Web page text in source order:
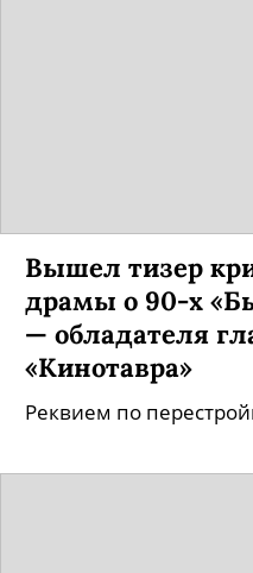
Вышел тизер
драмы о 90-х
— обладателя
«Кинотавра»
Реквием по